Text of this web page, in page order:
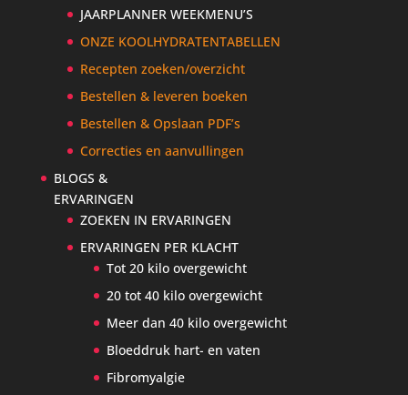
JAARPLANNER WEEKMENU’S
ONZE KOOLHYDRATENTABELLEN
Recepten zoeken/overzicht
Bestellen & leveren boeken
Bestellen & Opslaan PDF’s
Correcties en aanvullingen
BLOGS &
ERVARINGEN
ZOEKEN IN ERVARINGEN
ERVARINGEN PER KLACHT
Tot 20 kilo overgewicht
20 tot 40 kilo overgewicht
Meer dan 40 kilo overgewicht
Bloeddruk hart- en vaten
Fibromyalgie